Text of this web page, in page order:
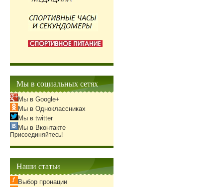
Мы в социальных сетях
Мы в Google+
Мы в Одноклассниках
Мы в twitter
Мы в Вконтакте
Присоединяйтесь!
Наши статьи
Выбор пронации